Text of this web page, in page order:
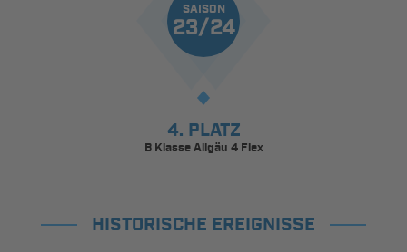
SAISON
23/24
4. PLATZ
B Klasse Allgäu 4 Flex
HISTORISCHE EREIGNISSE